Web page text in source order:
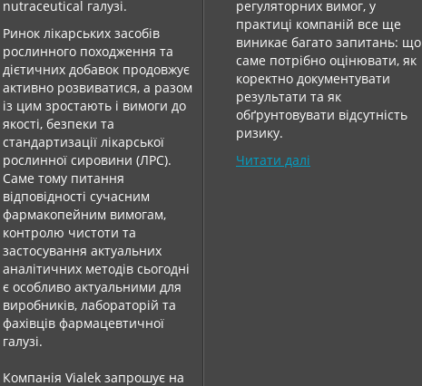
nutraceutical галузі.
Ринок лікарських засобів
рослинного походження та
дієтичних добавок продовжує
активно розвиватися, а разом
із цим зростають і вимоги до
якості, безпеки та
стандартизації лікарської
рослинної сировини (ЛРС).
Саме тому питання
відповідності сучасним
фармакопейним вимогам,
контролю чистоти та
застосування актуальних
аналітичних методів сьогодні
є особливо актуальними для
виробників, лабораторій та
фахівців фармацевтичної
галузі.
Компанія Vialek запрошує на
регуляторних вимог, у
практиці компаній все ще
виникає багато запитань: що
саме потрібно оцінювати, як
коректно документувати
результати та як
обґрунтовувати відсутність
ризику.
Читати далі